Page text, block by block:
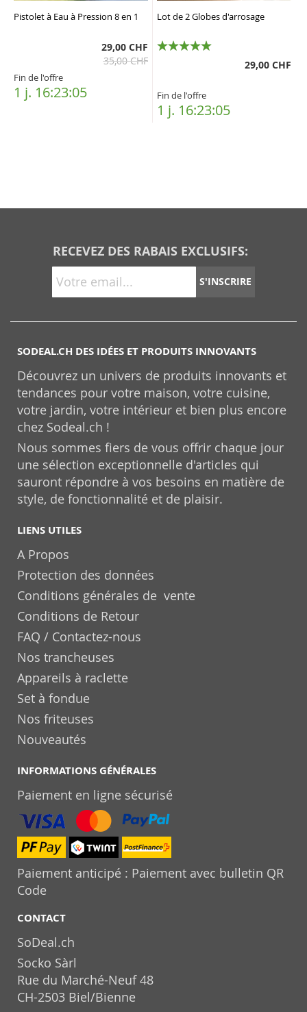
Pistolet à Eau à Pression 8 en 1
29,00 CHF
35,00 CHF
Fin de l'offre
1 j. 16:23:05
Lot de 2 Globes d'arrosage
29,00 CHF
Fin de l'offre
1 j. 16:23:05
RECEVEZ DES RABAIS EXCLUSIFS:
S'INSCRIRE
SODEAL.CH DES IDÉES ET PRODUITS INNOVANTS
Découvrez un univers de produits innovants et
tendances pour votre maison, votre cuisine,
votre jardin, votre intérieur et bien plus encore
chez Sodeal.ch !
Nous sommes fiers de vous offrir chaque jour
une sélection exceptionnelle d'articles qui
sauront répondre à vos besoins en matière de
style, de fonctionnalité et de plaisir.
LIENS UTILES
A Propos
Protection des données
Conditions générales de vente
Conditions de Retour
FAQ / Contactez-nous
Nos trancheuses
Appareils à raclette
Set à fondue
Nos friteuses
Nouveautés
INFORMATIONS GÉNÉRALES
Paiement en ligne sécurisé
Paiement anticipé : Paiement avec bulletin QR
Code
CONTACT
SoDeal.ch
Socko Sàrl
Rue du Marché-Neuf 48
CH-2503 Biel/Bienne